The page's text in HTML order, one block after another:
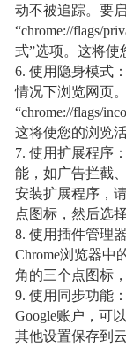
动不被追踪。要
“chrome://flags/
式”选项。这将使
6. 使用隐身模式
情况下浏览网页
“chrome://flags/
这将使您的浏览
7. 使用扩展程序
能，如广告拦截
安装扩展程序，
点图标，然后选
8. 使用插件管理
Chrome浏览器中
角的三个点图标
9. 使用同步功能
Google账户，可
其他设置保存到